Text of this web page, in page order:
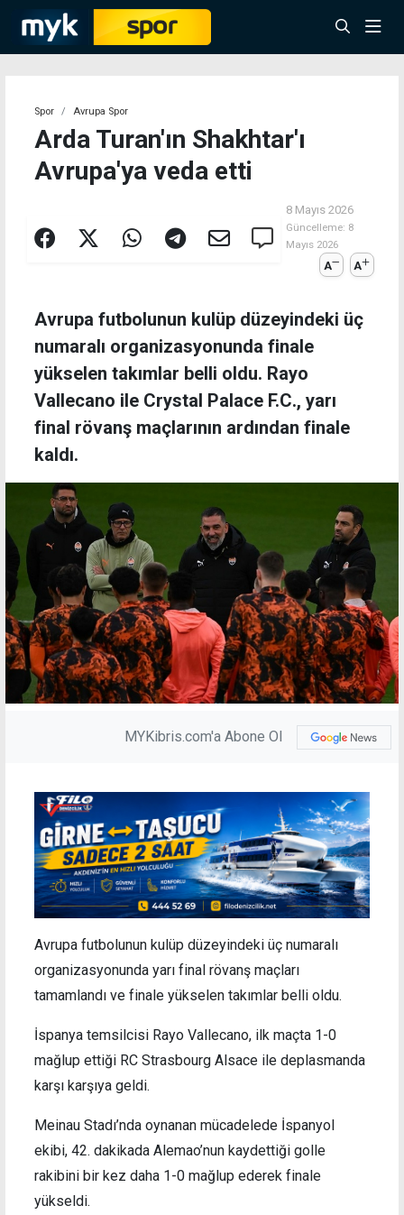
Spor Avrupa Spor
Arda Turan'ın Shakhtar'ı
Avrupa'ya veda etti
8 Mayıs 2026
Güncelleme: 8
Mayıs 2026
A A
Avrupa futbolunun kulüp düzeyindeki üç
numaralı organizasyonunda finale
yükselen takımlar belli oldu. Rayo
Vallecano ile Crystal Palace F.C., yarı
final rövanş maçlarının ardından finale
kaldı.
MYKibris.com'a Abone Ol
Avrupa futbolunun kulüp düzeyindeki üç numaralı
organizasyonunda yarı final rövanş maçları
tamamlandı ve finale yükselen takımlar belli oldu.
İspanya temsilcisi Rayo Vallecano, ilk maçta 1-0
mağlup ettiği RC Strasbourg Alsace ile deplasmanda
karşı karşıya geldi.
Meinau Stadı’nda oynanan mücadelede İspanyol
ekibi, 42. dakikada Alemao’nun kaydettiği golle
rakibini bir kez daha 1-0 mağlup ederek finale
yükseldi.